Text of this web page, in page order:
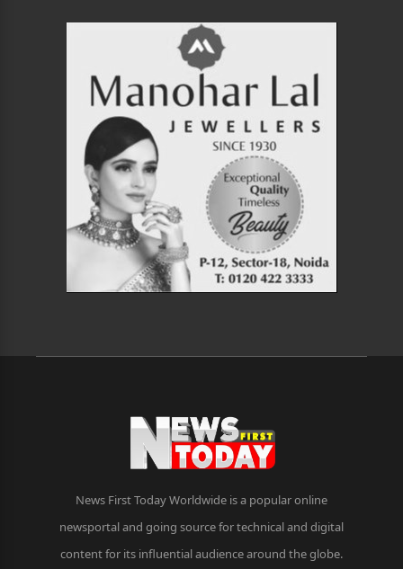
News First Today Worldwide is a popular online
newsportal and going source for technical and digital
content for its influential audience around the globe.